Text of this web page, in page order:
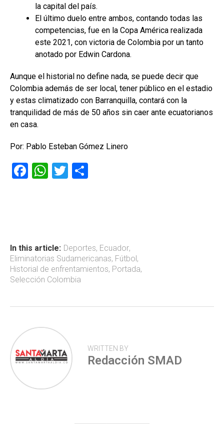
la capital del país.
El último duelo entre ambos, contando todas las
competencias, fue en la Copa América realizada
este 2021, con victoria de Colombia por un tanto
anotado por Edwin Cardona.
Aunque el historial no define nada, se puede decir que
Colombia además de ser local, tener público en el estadio
y estas climatizado con Barranquilla, contará con la
tranquilidad de más de 50 años sin caer ante ecuatorianos
en casa.
Por: Pablo Esteban Gómez Linero
F
ok
W
p
p
T
tir
In this article: Deportes, Ecuador,
Eliminatorias Sudamericanas, Fútbol,
Historial de enfrentamientos, Portada,
Selección Colombia
WRITTEN BY
Redacción SMAD